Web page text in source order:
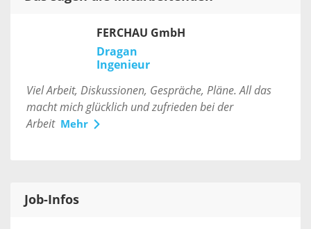
FERCHAU GmbH
Dragan
Ingenieur
Viel Arbeit, Diskussionen, Gespräche, Pläne. All das
macht mich glücklich und zufrieden bei der
Arbeit Mehr
Job-Infos